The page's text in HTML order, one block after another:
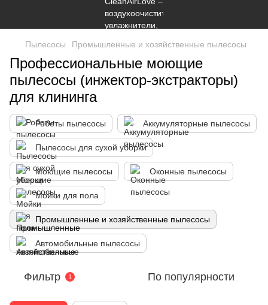
Пылесосы Промышленные и хозяйственные пылесосы
Профессиональные моющие
пылесосы (инжектор-экстракторы)
для клининга
Роботы пылесосы Аккумуляторные пылесосы
Пылесосы для сухой уборки
Моющие пылесосы Оконные пылесосы
Мойки для пола
Промышленные и хозяйственные пылесосы
Автомобильные пылесосы
Фильтр 1 По популярности